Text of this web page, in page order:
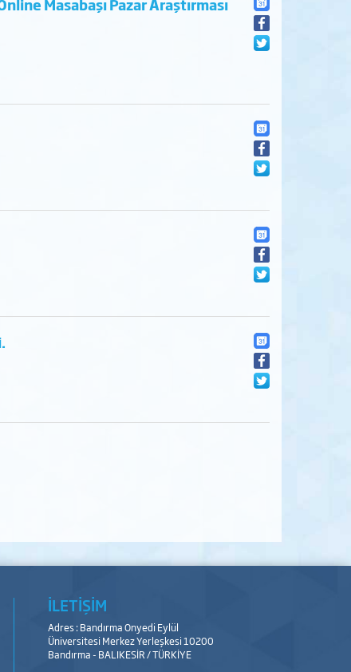
Masabaşı Pazar Araştırması
İLETİŞİM
Adres : Bandırma Onyedi Eylül
Üniversitesi Merkez Yerleşkesi 10200
Bandırma - BALIKESİR / TÜRKİYE